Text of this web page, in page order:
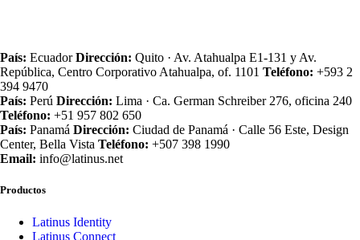
País: Ecuador Dirección: Quito · Av. Atahualpa E1‑131 y Av.
República, Centro Corporativo Atahualpa, of. 1101 Teléfono: +593 2
394 9470
País: Perú Dirección: Lima · Ca. German Schreiber 276, oficina 240
Teléfono: +51 957 802 650
País: Panamá Dirección: Ciudad de Panamá · Calle 56 Este, Design
Center, Bella Vista Teléfono: +507 398 1990
Email: info@latinus.net
Productos
Latinus Identity
Latinus Connect